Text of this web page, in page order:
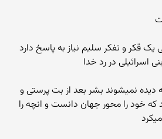
قکر و تفکر سلیم نیاز به پاسخ دارد
اسرائیلی در رد خدا
دیده نمیشوند بشر بعد از بت پرستی و
که خود را محور جهان دانست و انچه را